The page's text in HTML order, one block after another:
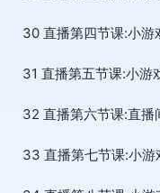
30 直播第四节课:小
31 直播第五节课:小游
32 直播第六节课:直
33 直播第七节课:小